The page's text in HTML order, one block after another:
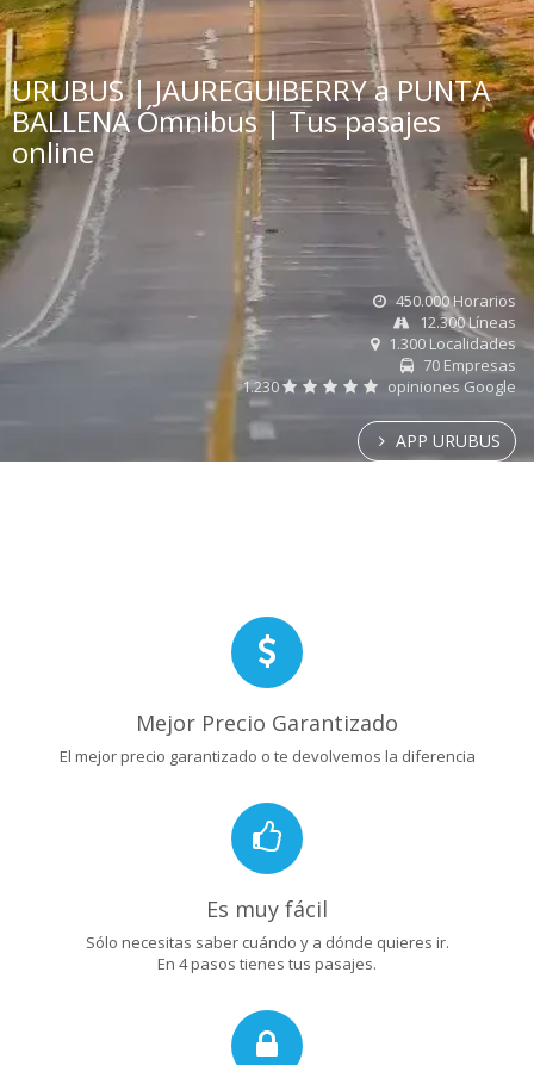
URUBUS | JAUREGUIBERRY a PUNTA
BALLENA Ómnibus | Tus pasajes
online
450.000 Horarios
12.300 Líneas
1.300 Localidades
70 Empresas
1.230
opiniones Google
APP URUBUS
Mejor Precio Garantizado
El mejor precio garantizado o te devolvemos la diferencia
Es muy fácil
Sólo necesitas saber cuándo y a dónde quieres ir.
En 4 pasos tienes tus pasajes.